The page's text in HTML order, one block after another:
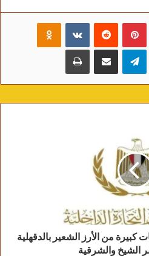
وعضو اللجنة العليا لملتقى الأقصر
دماءاً جديدة مثل الدكتورة
والتى أدارتها بحرفية شديدة
المثمر عبر الأعمال الفنية
والتقنيات التى وثقت
لفنانين تأثروا بالمكان
“كما أرى أن التنوع بين
سواء من الأجانب والعرب
بينتيريست
واتساب تيلقرام
كبيرة من الأرز الشعير ‏بالدقهلية
الشيخ والشرقية